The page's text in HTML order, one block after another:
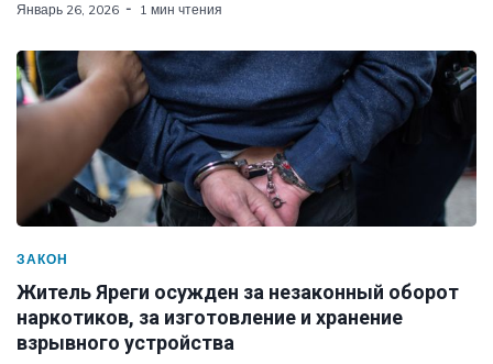
Январь 26, 2026 1 мин чтения
ЗАКОН
Житель Яреги осужден за незаконный оборот
наркотиков, за изготовление и хранение
взрывного устройства